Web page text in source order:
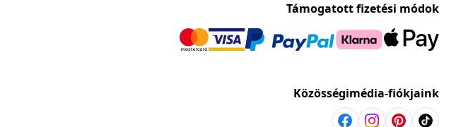
Támogatott fizetési módok
Közösségimédia-fiókjaink